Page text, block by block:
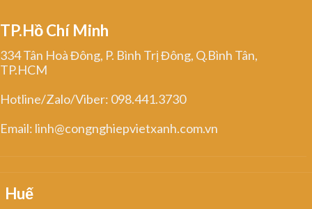
TP.Hồ Chí Minh
334 Tân Hoà Đông, P. Bình Trị Đông, Q.Bình Tân,
TP.HCM
Hotline/Zalo/Viber: 098.441.3730
Email: linh@congnghiepvietxanh.com.vn
Huế